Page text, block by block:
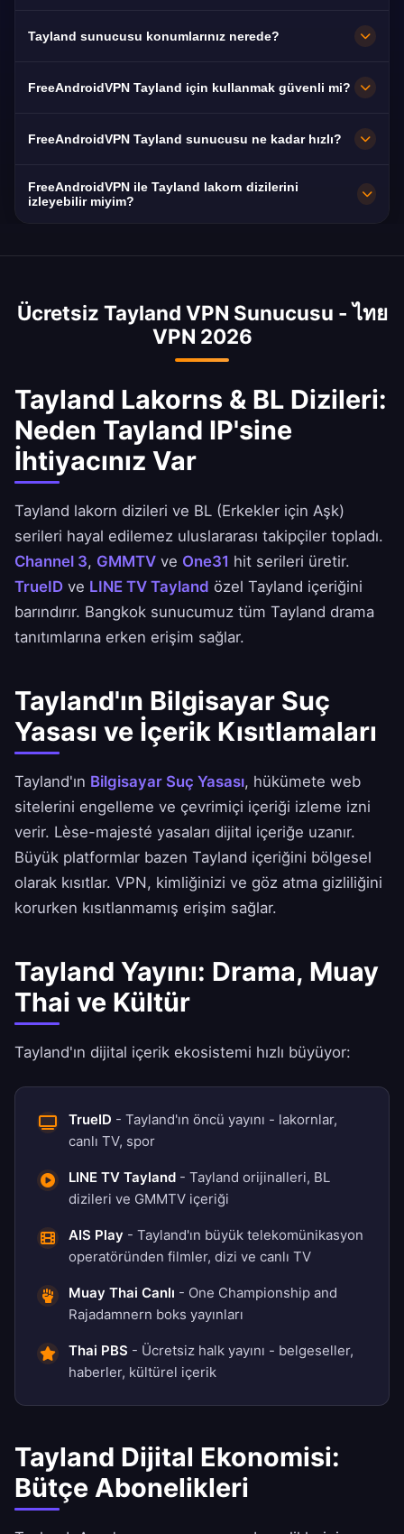
TrueID, LINE TV Tayland, Thai PBS (ücretsiz) ve
AIS Play için optimize edilmiştir. Lakorn dizileri
Tayland sunucusu konumlarınız nerede?
Chiang Mai, Pattaya, Phuket, Nonthaburi'de
Tüm sunucular maksimum hız için 10Gbps
ihtiyaçlarınıza dayalı optimal performans için
seçebilirsiniz.
FreeAndroidVPN Tayland için kullanmak güvenli mi?
Bilgisayar Suç Yasası, İSP'lerin içeriği
kısıtlamaları atlatır ve kayıt tutmayan
FreeAndroidVPN Tayland sunucusu ne kadar hızlı?
Mbps'dir (NBTC 2026) genişlemekte olan fiber
alışverişlerine bağlanıyor.
FreeAndroidVPN ile Tayland lakorn dizilerini
izleyebilir miyim?
One31 ve TrueID'deki tüm Tayland lakorn
bölgesel olarak Tayland IP'leri ile sınırlanmıştır.
Yeni bölümler uluslararası dağıtımdan önce
yurtiçinde gösterime alınır.
Ücretsiz Tayland VPN Sunucusu - ไทย
VPN 2026
Tayland Lakorns & BL Dizileri:
Neden Tayland IP'sine
İhtiyacınız Var
Tayland lakorn dizileri ve BL (Erkekler için Aşk)
serileri hayal edilemez uluslararası takipçiler topladı.
Channel 3, GMMTV ve One31 hit serileri üretir.
TrueID ve LINE TV Tayland özel Tayland içeriğini
barındırır. Bangkok sunucumuz tüm Tayland drama
tanıtımlarına erken erişim sağlar.
Tayland'ın Bilgisayar Suç
Yasası ve İçerik Kısıtlamaları
Tayland'ın Bilgisayar Suç Yasası, hükümete web
sitelerini engelleme ve çevrimiçi içeriği izleme izni
verir. Lèse-majesté yasaları dijital içeriğe uzanır.
Büyük platformlar bazen Tayland içeriğini bölgesel
olarak kısıtlar. VPN, kimliğinizi ve göz atma gizliliğini
korurken kısıtlanmamış erişim sağlar.
Tayland Yayını: Drama, Muay
Thai ve Kültür
Tayland'ın dijital içerik ekosistemi hızlı büyüyor:
TrueID - Tayland'ın öncü yayını - lakornlar,
canlı TV, spor
LINE TV Tayland - Tayland orijinalleri, BL
dizileri ve GMMTV içeriği
AIS Play - Tayland'ın büyük telekomünikasyon
operatöründen filmler, dizi ve canlı TV
Muay Thai Canlı - One Championship and
Rajadamnern boks yayınları
Thai PBS - Ücretsiz halk yayını - belgeseller,
haberler, kültürel içerik
Tayland Dijital Ekonomisi:
Bütçe Abonelikleri